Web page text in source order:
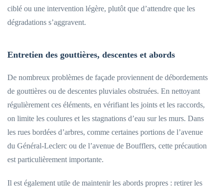
ciblé ou une intervention légère, plutôt que d’attendre que les
dégradations s’aggravent.
Entretien des gouttières, descentes et abords
De nombreux problèmes de façade proviennent de débordements
de gouttières ou de descentes pluviales obstruées. En nettoyant
régulièrement ces éléments, en vérifiant les joints et les raccords,
on limite les coulures et les stagnations d’eau sur les murs. Dans
les rues bordées d’arbres, comme certaines portions de l’avenue
du Général-Leclerc ou de l’avenue de Boufflers, cette précaution
est particulièrement importante.
Il est également utile de maintenir les abords propres : retirer les